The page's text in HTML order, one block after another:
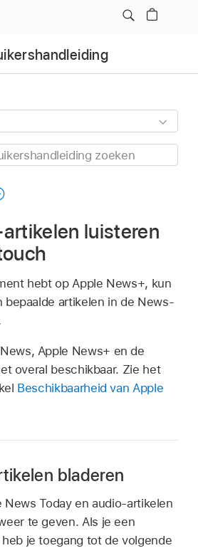
luisteren
hebt op Apple News+, kun
bepaalde artikelen in de News-
Apple News+ en de
overal beschikbaar. Zie het
Beschikbaarheid van Apple
bladeren
Today en audio-artikelen
te geven. Als je een
je toegang tot de volgende